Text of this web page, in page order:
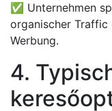
✅ Unternehmen
organischer
Werbung.
4.